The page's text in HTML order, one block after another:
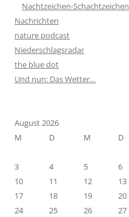
Nachtzeichen-Schachtzeichen
Nachrichten
nature podcast
Niederschlagsradar
the blue dot
Und nun: Das Wetter…
August 2026
M
D M D
3
4 5 6
10
11 12 13
17
18 19 20
24
25 26 27